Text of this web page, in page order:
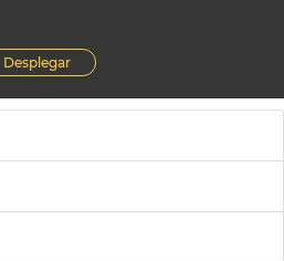
Desplegar